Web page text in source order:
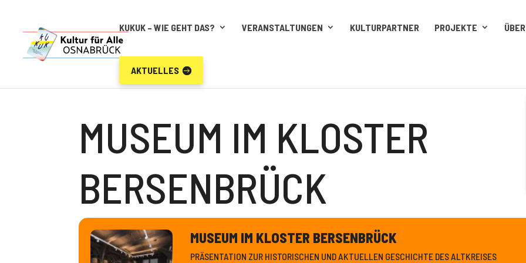
KUKUK – WIE GEHT DAS? VERANSTALTUNGEN KULTURPARTNER PROJEKTE
AKTUELLES
MUSEUM IM KLOSTER
BERSENBRÜCK
MUSEUM IM KLOSTER BERSENBRÜCK
PRÄSENTATION ZUR HISTORISCHEN UND AKTUELLEN GESCHICHTE DES ALTKREISES